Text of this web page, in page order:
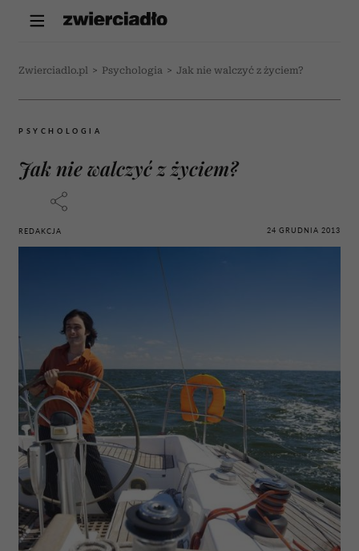
Zwierciadlo.pl > Psychologia > Jak nie walczyć z życiem?
PSYCHOLOGIA
Jak nie walczyć z życiem?
REDAKCJA 24 GRUDNIA 2013